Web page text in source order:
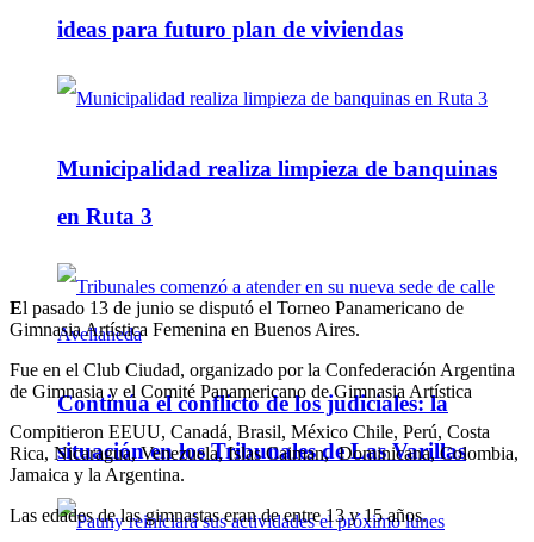
ideas para futuro plan de viviendas
Municipalidad realiza limpieza de banquinas
en Ruta 3
Continúa el conflicto de los judiciales: la
situación en los Tribunales de Las Varillas
El pasado 13 de junio se disputó el Torneo Panamericano de
Gimnasia Artística Femenina en Buenos Aires.
Fue en el Club Ciudad, organizado por la Confederación Argentina
de Gimnasia y el Comité Panamericano de Gimnasia Artística
Compitieron EEUU, Canadá, Brasil, México Chile, Perú, Costa
Rica, Nicaragua, Venezuela, Islas Caiman, Dominicana, Colombia,
Jamaica y la Argentina.
Las edades de las gimnastas eran de entre 13 y 15 años.